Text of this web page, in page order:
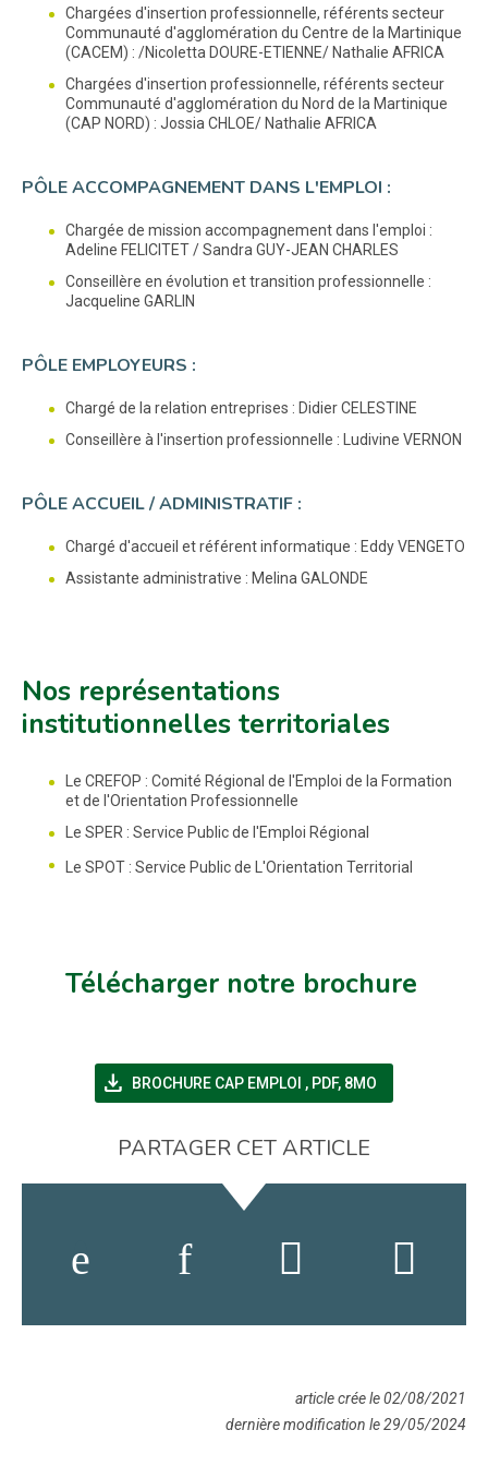
Chargées d'insertion professionnelle, référents secteur
Communauté d'agglomération du Centre de la Martinique
(CACEM) : /Nicoletta DOURE-ETIENNE/ Nathalie AFRICA
Chargées d'insertion professionnelle, référents secteur
Communauté d'agglomération du Nord de la Martinique
(CAP NORD) : Jossia CHLOE/ Nathalie AFRICA
PÔLE ACCOMPAGNEMENT DANS L'EMPLOI :
Chargée de mission accompagnement dans l'emploi :
Adeline FELICITET / Sandra GUY-JEAN CHARLES
Conseillère en évolution et transition professionnelle :
Jacqueline GARLIN
PÔLE EMPLOYEURS :
Chargé de la relation entreprises : Didier CELESTINE
Conseillère à l'insertion professionnelle : Ludivine VERNON
PÔLE ACCUEIL / ADMINISTRATIF :
Chargé d'accueil et référent informatique : Eddy VENGETO
Assistante administrative : Melina GALONDE
Nos représentations
institutionnelles territoriales
Le CREFOP : Comité Régional de l'Emploi de la Formation
et de l'Orientation Professionnelle
Le SPER : Service Public de l'Emploi Régional
Le SPOT : Service Public de L'Orientation Territorial
Télécharger notre brochure
file_download BROCHURE CAP EMPLOI (NOUVELLE FENÊTRE)
, PDF, 8MO
PARTAGER CET ARTICLE
article crée le 02/08/2021
dernière modification le 29/05/2024